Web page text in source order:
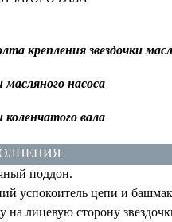
крепления звездочки
масляного насоса
коленчатого вала
поддон.
успокоитель цепи и
на лицевую сторону